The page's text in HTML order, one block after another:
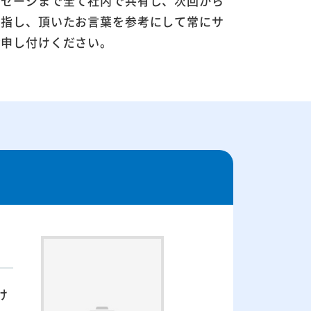
し、頂いたお言葉を参考にして常にサ
し付けください。